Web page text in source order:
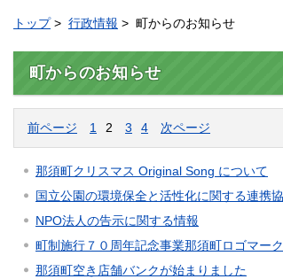
トップ> 行政情報 > 町からのお知らせ
町からのお知らせ
前ページ 1 2 3 4 次ページ
那須町クリスマス Original Song について
国立公園の環境保全と活性化に関する連携
NPO法人の告示に関する情報
町制施行７０周年記念事業那須町ロゴマー
那須町空き店舗バンクが始まりました